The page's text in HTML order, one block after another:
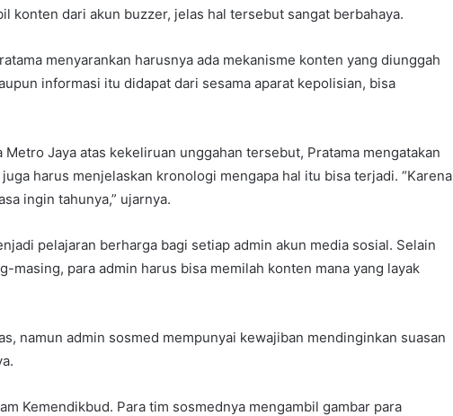
konten dari akun buzzer, jelas hal tersebut sangat berbahaya.
menyarankan harusnya ada mekanisme konten yang diunggah
informasi itu didapat dari sesama aparat kepolisian, bisa
Jaya atas kekeliruan unggahan tersebut, Pratama mengatakan
harus menjelaskan kronologi mengapa hal itu bisa terjadi. “Karena
ingin tahunya,” ujarnya.
pelajaran berharga bagi setiap admin akun media sosial. Selain
masing, para admin harus bisa memilah konten mana yang layak
namun admin sosmed mempunyai kewajiban mendinginkan suasan
Kemendikbud. Para tim sosmednya mengambil gambar para